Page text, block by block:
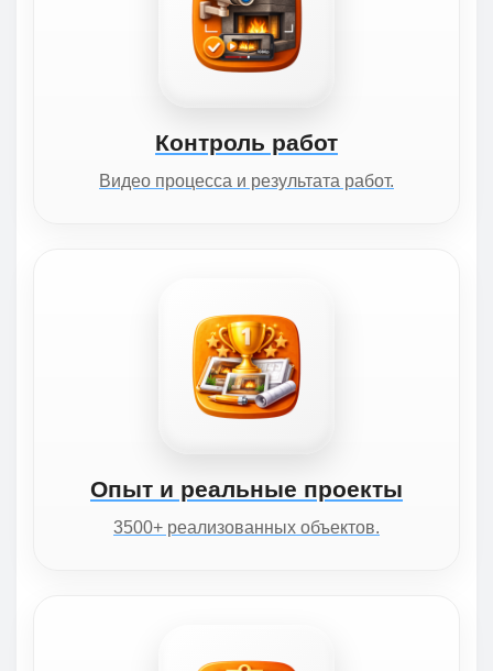
Контроль работ
Видео процесса и результата работ.
Опыт и реальные проекты
3500+ реализованных объектов.